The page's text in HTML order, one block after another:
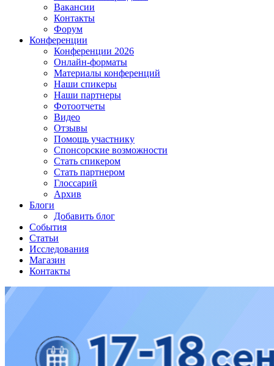
Вакансии
Контакты
Форум
Конференции
Конференции 2026
Онлайн-форматы
Материалы конференций
Наши спикеры
Наши партнеры
Фотоотчеты
Видео
Отзывы
Помощь участнику
Спонсорские возможности
Стать спикером
Стать партнером
Глоссарий
Архив
Блоги
Добавить блог
События
Статьи
Исследования
Магазин
Контакты